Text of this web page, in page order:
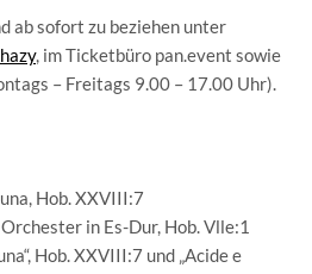
ab sofort zu beziehen unter
, im Ticketbüro pan.event sowie
– Freitags 9.00 – 17.00 Uhr).
Hob. XXVIII:7
in Es-Dur, Hob. Vlle:1
Hob. XXVIII:7 und „Acide e